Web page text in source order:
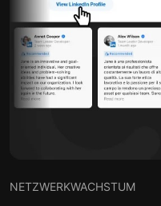
NETZWERKWACHSTUM